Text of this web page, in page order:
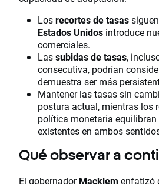
Losrecortes de tasas
Estados Unidos introduce
comerciales.
Lassubidas de tasas,
consecutiva, podrían
demuestra ser más
Mantener las tasas sin
postura actual, mientras los
política monetaria
existentes en ambos
Qué observar a
El gobernadorMacklem enfatizó